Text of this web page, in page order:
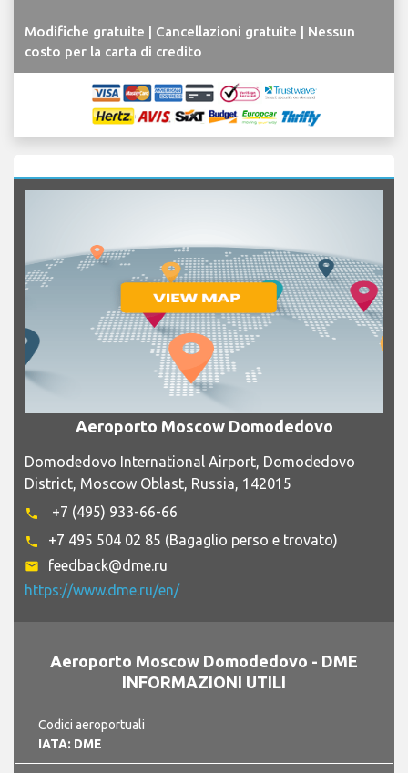
Modifiche gratuite | Cancellazioni gratuite | Nessun
costo per la carta di credito
Domodedovo International Airport, Domodedovo
District, Moscow Oblast, Russia, 142015
+7 (495) 933-66-66
phone +7 495 504 02 85 (Bagaglio perso e trovato)
email
feedback@dme.ru
Aeroporto Moscow Domodedovo - DME
Codici aeroportuali
IATA: DME